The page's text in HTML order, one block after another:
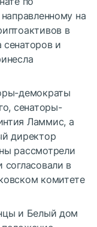
на
в
и
демократы
сенаторы-
Ламмис, а
директор
рассмотрели
в
комитете
и Белый дом